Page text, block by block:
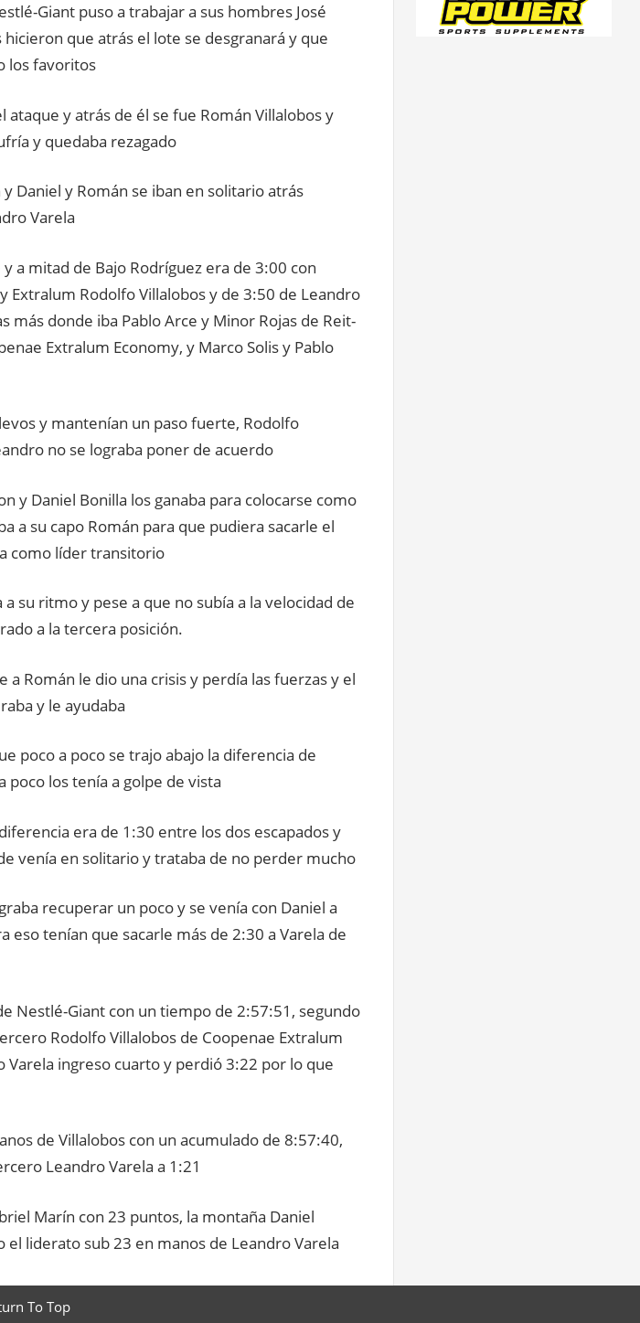
Giant puso a trabajar a sus hombres José
hicieron que atrás el lote se desgranará y que
los favoritos
ataque y atrás de él se fue Román Villalobos y
y quedaba rezagado
Daniel y Román se iban en solitario atrás
Varela
a mitad de Bajo Rodríguez era de 3:00 con
Extralum Rodolfo Villalobos y de 3:50 de Leandro
más donde iba Pablo Arce y Minor Rojas de Reit-
Extralum Economy, y Marco Solis y Pablo
y mantenían un paso fuerte, Rodolfo
no se lograba poner de acuerdo
y Daniel Bonilla los ganaba para colocarse como
a su capo Román para que pudiera sacarle el
como líder transitorio
su ritmo y pese a que no subía a la velocidad de
a la tercera posición.
Román le dio una crisis y perdía las fuerzas y el
y le ayudaba
poco a poco se trajo abajo la diferencia de
poco los tenía a golpe de vista
era de 1:30 entre los dos escapados y
venía en solitario y trataba de no perder mucho
recuperar un poco y se venía con Daniel a
eso tenían que sacarle más de 2:30 a Varela de
Nestlé-Giant con un tiempo de 2:57:51, segundo
Rodolfo Villalobos de Coopenae Extralum
Varela ingreso cuarto y perdió 3:22 por lo que
de Villalobos con un acumulado de 8:57:40,
Leandro Varela a 1:21
Marín con 23 puntos, la montaña Daniel
liderato sub 23 en manos de Leandro Varela
To Top